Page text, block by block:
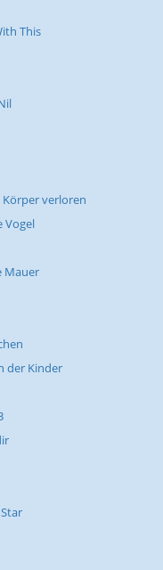
This
verloren
Vogel
Mauer
der Kinder